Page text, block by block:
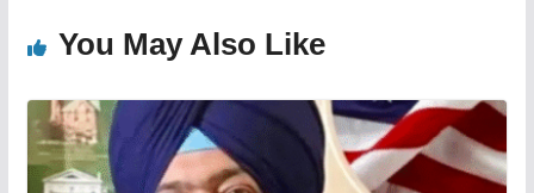
You May Also Like